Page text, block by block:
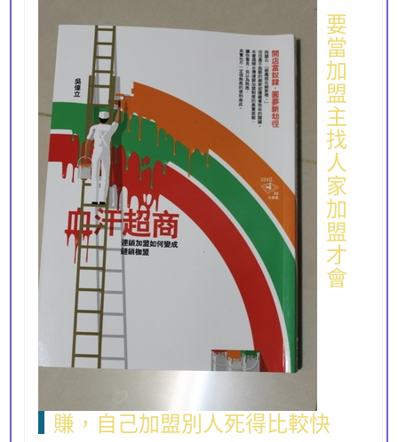
要
當
加
盟
主
找
人
家
加
盟
才
會
賺，自己加盟別人死得比較快